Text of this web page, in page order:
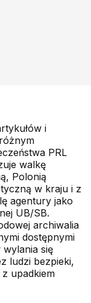
i
PRL
walkę
Polonią
w kraju i z
agentury jako
UB/SB.
archiwalia
dostępnymi
się
ludzi bezpieki,
upadkiem